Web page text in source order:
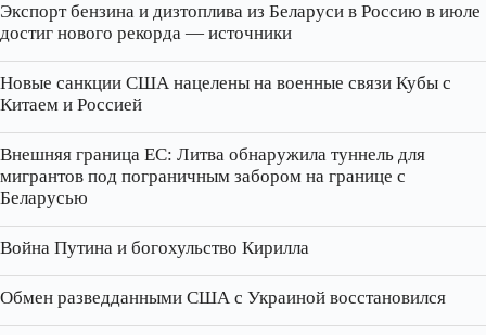
Экспорт бензина и дизтоплива из Беларуси в Россию в июле
достиг нового рекорда — источники
Новые санкции США нацелены на военные связи Кубы с
Китаем и Россией
Внешняя граница ЕС: Литва обнаружила туннель для
мигрантов под пограничным забором на границе с
Беларусью
Война Путина и богохульство Кирилла
Обмен разведданными США с Украиной восстановился